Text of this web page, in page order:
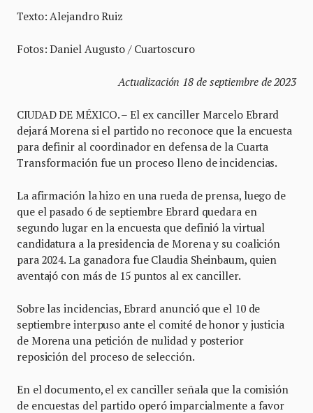
Texto: Alejandro Ruiz
Fotos: Daniel Augusto / Cuartoscuro
Actualización 18 de septiembre de 2023
CIUDAD DE MÉXICO. – El ex canciller Marcelo Ebrard
dejará Morena si el partido no reconoce que la encuesta
para definir al coordinador en defensa de la Cuarta
Transformación fue un proceso lleno de incidencias.
La afirmación la hizo en una rueda de prensa, luego de
que el pasado 6 de septiembre Ebrard quedara en
segundo lugar en la encuesta que definió la virtual
candidatura a la presidencia de Morena y su coalición
para 2024. La ganadora fue Claudia Sheinbaum, quien
aventajó con más de 15 puntos al ex canciller.
Sobre las incidencias, Ebrard anunció que el 10 de
septiembre interpuso ante el comité de honor y justicia
de Morena una petición de nulidad y posterior
reposición del proceso de selección.
En el documento, el ex canciller señala que la comisión
de encuestas del partido operó imparcialmente a favor